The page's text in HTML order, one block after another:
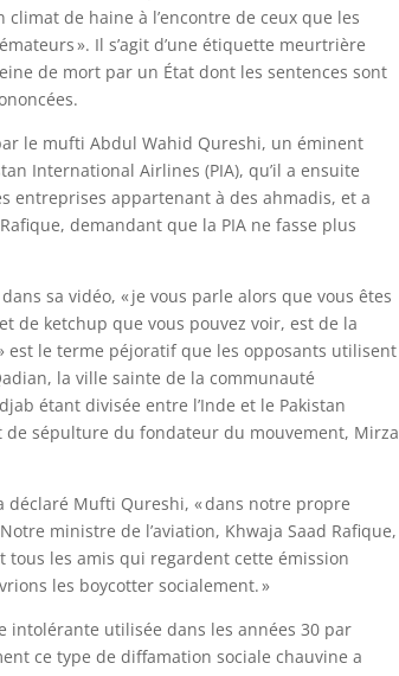
de haine à l’encontre de ceux que les
». Il s’agit d’une étiquette meurtrière
de mort par un État dont les sentences sont
le mufti Abdul Wahid Qureshi, un éminent
International Airlines (PIA), qu’il a ensuite
entreprises appartenant à des ahmadis, et a
demandant que la PIA ne fasse plus
sa vidéo, « je vous parle alors que vous êtes
de ketchup que vous pouvez voir, est de la
est le terme péjoratif que les opposants utilisent
la ville sainte de la communauté
étant divisée entre l’Inde et le Pakistan
de sépulture du fondateur du mouvement, Mirza
déclaré Mufti Qureshi, « dans notre propre
ministre de l’aviation, Khwaja Saad Rafique,
les amis qui regardent cette émission
les boycotter socialement. »
utilisée dans les années 30 par
ce type de diffamation sociale chauvine a